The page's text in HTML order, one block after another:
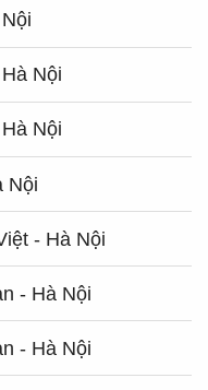
Nội
Nội
Nội
- Hà Nội
- Hà Nội
- Hà Nội